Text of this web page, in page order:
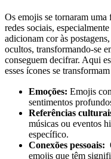
Os emojis ‌se tornaram uma
redes sociais,
adicionam cor às
⁤ocultos, transformando-se
conseguem decifrar. Aqui
⁣esses ⁤ícones se​
Emoções: Emojis
⁣sentimentos
Referências
músicas ou eventos
específico.
Conexões pessoais:
⁤emojis que têm